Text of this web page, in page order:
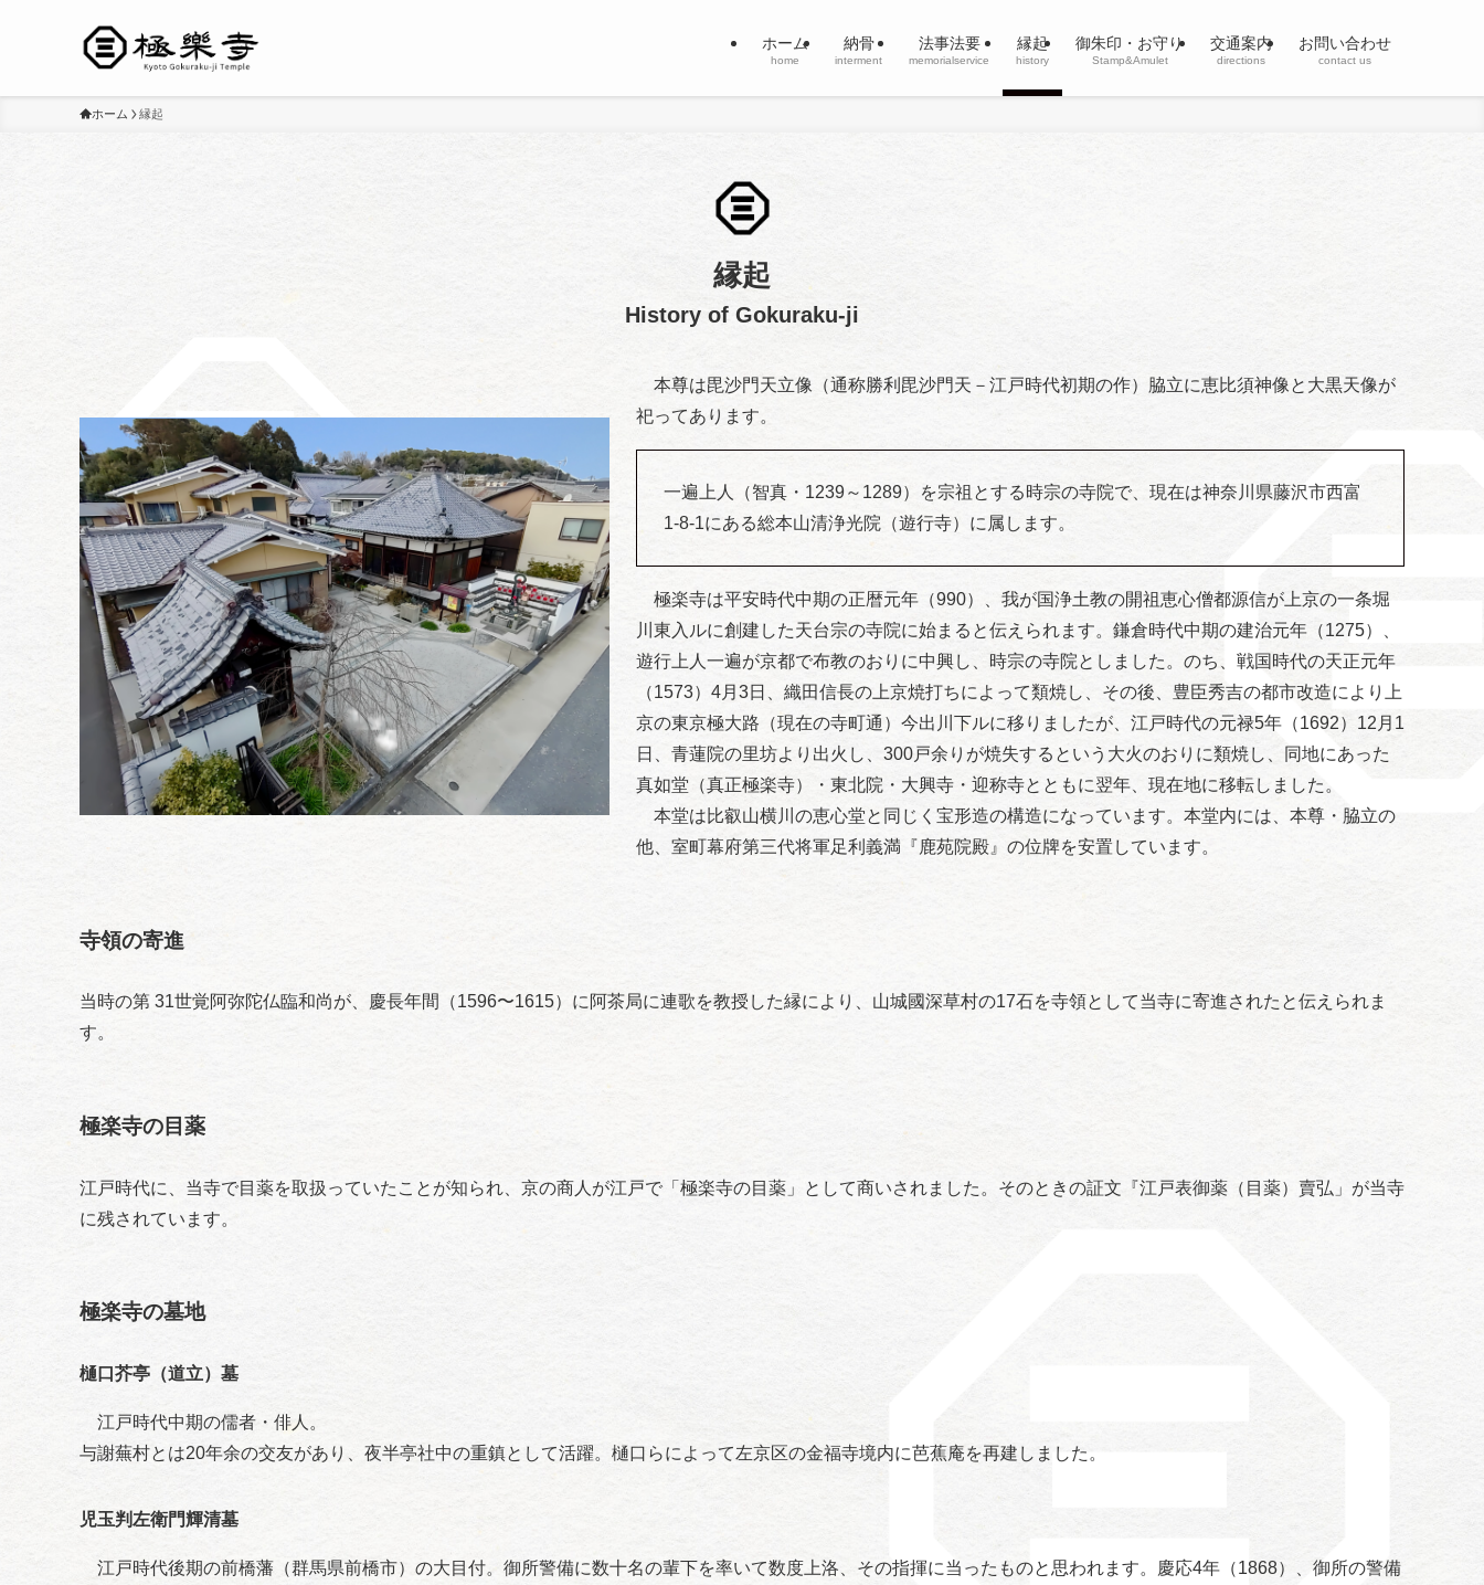
ホーム
home
納骨
interment
法事法要
memorialservice
縁起
history
御朱印・お守り
Stamp&Amulet
交通案内
directions
お問い合わせ
contact us
ホーム 縁起
縁起
History of Gokuraku-ji
本尊は毘沙門天立像（通称勝利毘沙門天－江戸時代初期の作）脇立に恵比須神像と大黒天像が
祀ってあります。
一遍上人（智真・1239～1289）を宗祖とする時宗の寺院で、現在は神奈川県藤沢市西富
1-8-1にある総本山清浄光院（遊行寺）に属します。
極楽寺は平安時代中期の正暦元年（990）、我が国浄土教の開祖恵心僧都源信が上京の一条堀
川東入ルに創建した天台宗の寺院に始まると伝えられます。鎌倉時代中期の建治元年（1275）、
遊行上人一遍が京都で布教のおりに中興し、時宗の寺院としました。のち、戦国時代の天正元年
（1573）4月3日、織田信長の上京焼打ちによって類焼し、その後、豊臣秀吉の都市改造により上
京の東京極大路（現在の寺町通）今出川下ルに移りましたが、江戸時代の元禄5年（1692）12月1
日、青蓮院の里坊より出火し、300戸余りが焼失するという大火のおりに類焼し、同地にあった
真如堂（真正極楽寺）・東北院・大興寺・迎称寺とともに翌年、現在地に移転しました。
本堂は比叡山横川の恵心堂と同じく宝形造の構造になっています。本堂内には、本尊・脇立の
他、室町幕府第三代将軍足利義満『鹿苑院殿』の位牌を安置しています。
寺領の寄進
当時の第 31世覚阿弥陀仏臨和尚が、慶長年間（1596〜1615）に阿茶局に連歌を教授した縁により、山城國深草村の17石を寺領として当寺に寄進されたと伝えられま
す。
極楽寺の目薬
江戸時代に、当寺で目薬を取扱っていたことが知られ、京の商人が江戸で「極楽寺の目薬」として商いされました。そのときの証文『江戸表御薬（目薬）賣弘」が当寺
に残されています。
極楽寺の墓地
樋口芥亭（道立）墓
江戸時代中期の儒者・俳人。
与謝蕪村とは20年余の交友があり、夜半亭社中の重鎮として活躍。樋口らによって左京区の金福寺境内に芭蕉庵を再建しました。
児玉判左衛門輝清墓
江戸時代後期の前橋藩（群馬県前橋市）の大目付。御所警備に数十名の輩下を率いて数度上洛、その指揮に当ったものと思われます。慶応4年（1868）、御所の警備